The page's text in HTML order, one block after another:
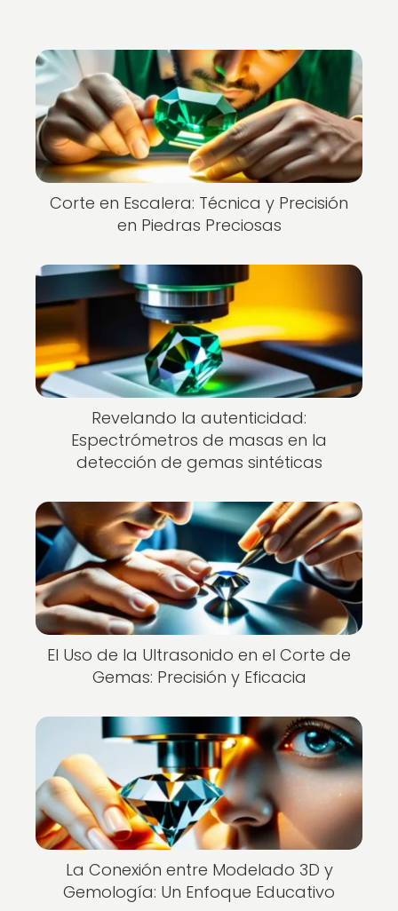
Corte en Escalera: Técnica y Precisión
en Piedras Preciosas
Revelando la autenticidad:
Espectrómetros de masas en la
detección de gemas sintéticas
El Uso de la Ultrasonido en el Corte de
Gemas: Precisión y Eficacia
La Conexión entre Modelado 3D y
Gemología: Un Enfoque Educativo